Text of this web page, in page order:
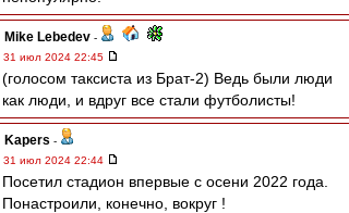
Mike Lebedev -
31 июл 2024 22:45
(голосом таксиста из Брат-2) Ведь были люди
как люди, и вдруг все стали футболисты!
Kapers -
31 июл 2024 22:44
Посетил стадион впервые с осени 2022 года.
Понастроили, конечно, вокруг !